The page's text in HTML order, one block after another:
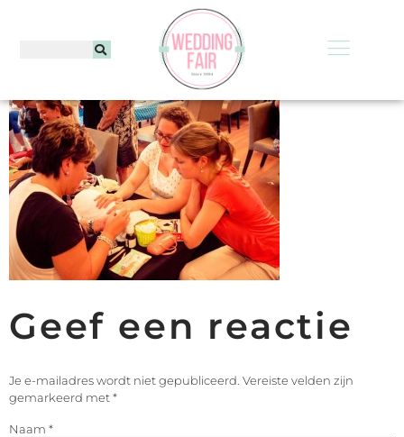
Geef een reactie
Je e-mailadres wordt niet gepubliceerd. Vereiste velden zijn
gemarkeerd met*
Naam *